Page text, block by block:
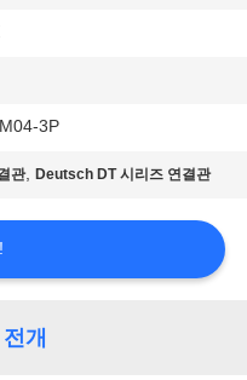
3P
관,Deutsch DT 시리즈 연결관
개